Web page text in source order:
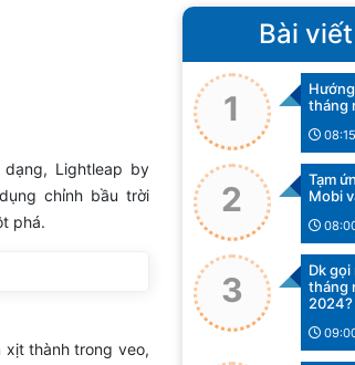
Lightleap by
chỉnh bầu trời
phá.
thành trong veo,
Bài
1
tháng
2
Tạm
Mobi
3
Dk
tháng
2024?